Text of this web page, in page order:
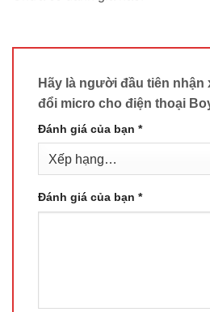
Hãy là người đầu tiên nhận
đổi micro cho điện thoại
Đánh giá của bạn *
Đánh giá của bạn *